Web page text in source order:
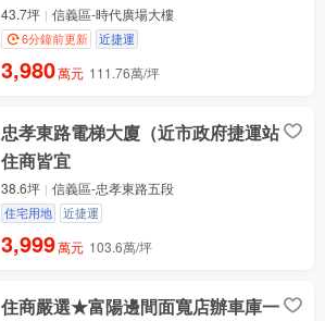
43.7坪 信義區-時代廣場大樓
6分鐘前更新 近捷運
3,980萬元 111.76萬/坪
忠孝東路電梯大廈（近市政府捷運站
住商皆宜
38.6坪 信義區-忠孝東路五段
住宅用地 近捷運
3,999萬元 103.6萬/坪
住商嚴選★富陽邊間面寬店辦車庫一